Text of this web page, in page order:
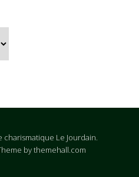
charismatique Le Jourdain.
by themehall.com